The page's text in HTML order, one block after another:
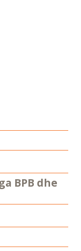
BPB dhe